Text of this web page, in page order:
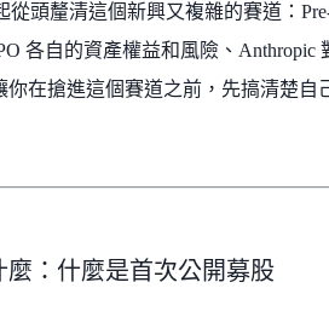
從頭釐清這個新興又複雜的賽道：
各自的資產權益和風險、Anthropic
你在搶進這個賽道之前，先搞清楚自
麼：什麼是首次公開募股